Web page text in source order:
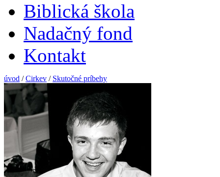
Biblická škola
Nadačný fond
Kontakt
úvod /Cirkev / Skutočné príbehy